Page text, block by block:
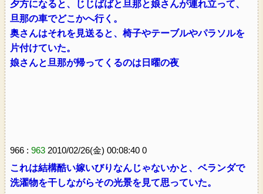
夕方になると、じじばばと旦那と娘さんが連れ立って、
旦那の車でどこかへ行く。
奥さんはそれを見送ると、椅子やテーブルやパラソルを
片付けていた。
娘さんと旦那が帰ってくるのは日曜の夜
966 : 963 2010/02/26(金) 00:08:40 0
これは結構酷い嫁いびりなんじゃないかと、ベランダで
洗濯物を干しながらその光景を見て思っていた。